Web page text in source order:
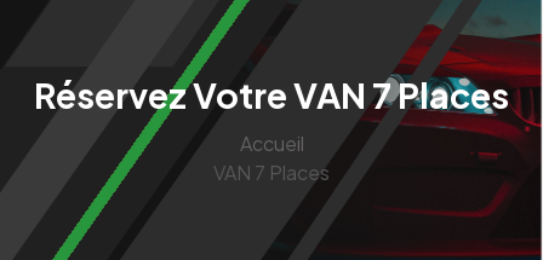
Réservez Votre VAN 7 Places
Accueil
VAN 7 Places